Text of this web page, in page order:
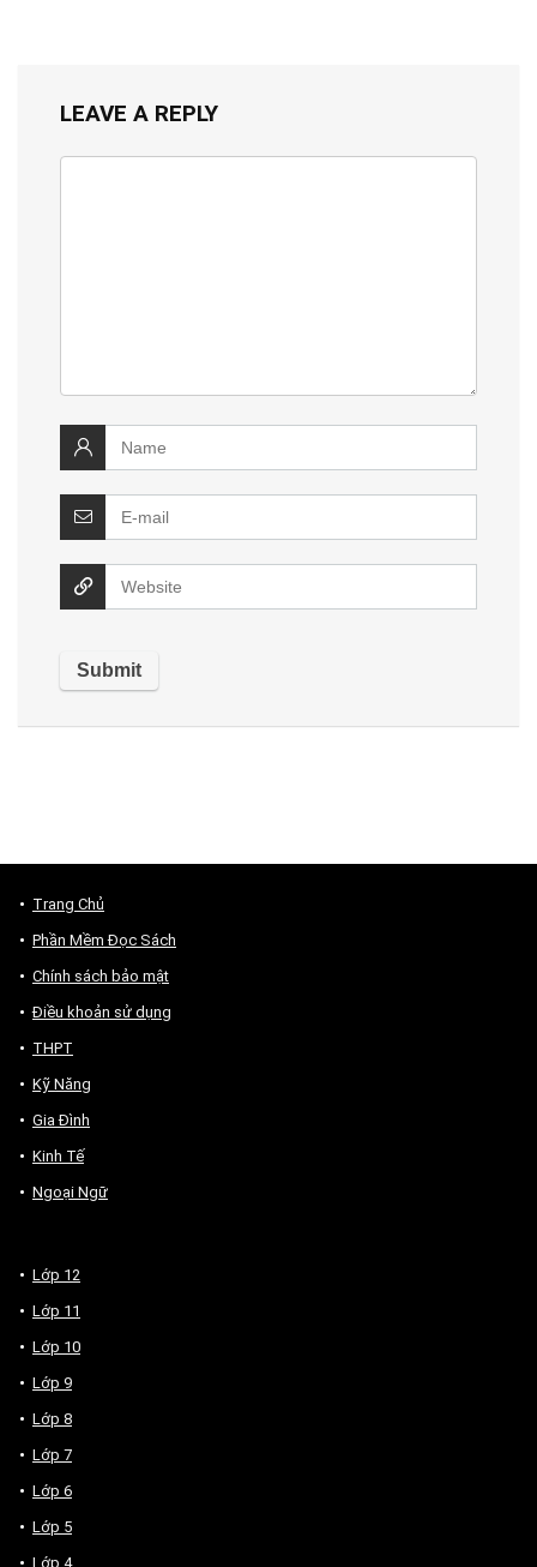
LEAVE A REPLY
Trang Chủ
Phần Mềm Đọc Sách
Chính sách bảo mật
Điều khoản sử dụng
THPT
Kỹ Năng
Gia Đình
Kinh Tế
Ngoại Ngữ
Lớp 12
Lớp 11
Lớp 10
Lớp 9
Lớp 8
Lớp 7
Lớp 6
Lớp 5
Lớp 4